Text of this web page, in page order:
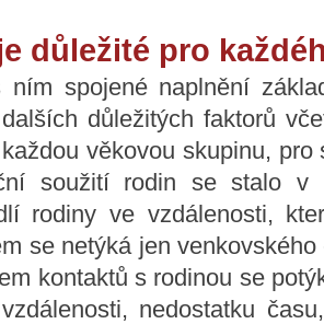
důležité pro každé
spojené naplnění
důležitých faktorů
věkovou skupinu,
soužití rodin se stalo v
rodiny ve vzdálenosti,
se netýká jen
kontaktů s rodinou se
nedostatku